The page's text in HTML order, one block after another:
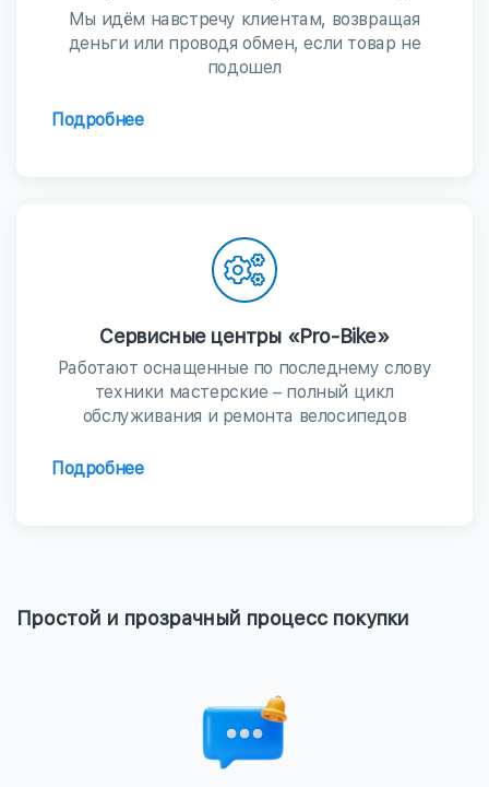
Мы идём навстречу клиентам, возвращая
деньги или проводя обмен, если товар не
подошел
Подробнее
Сервисные центры «Pro-Bike»
Работают оснащенные по последнему слову
техники мастерские – полный цикл
обслуживания и ремонта велосипедов
Подробнее
Простой и прозрачный процесс покупки